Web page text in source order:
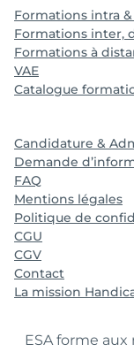
ESA forme aux
Formations intra
Formations inter,
Formations à
VAE
Catalogue
Candidature &
Demande
FAQ
Mentions légales
Politique de
CGU
CGV
Contact
La mission